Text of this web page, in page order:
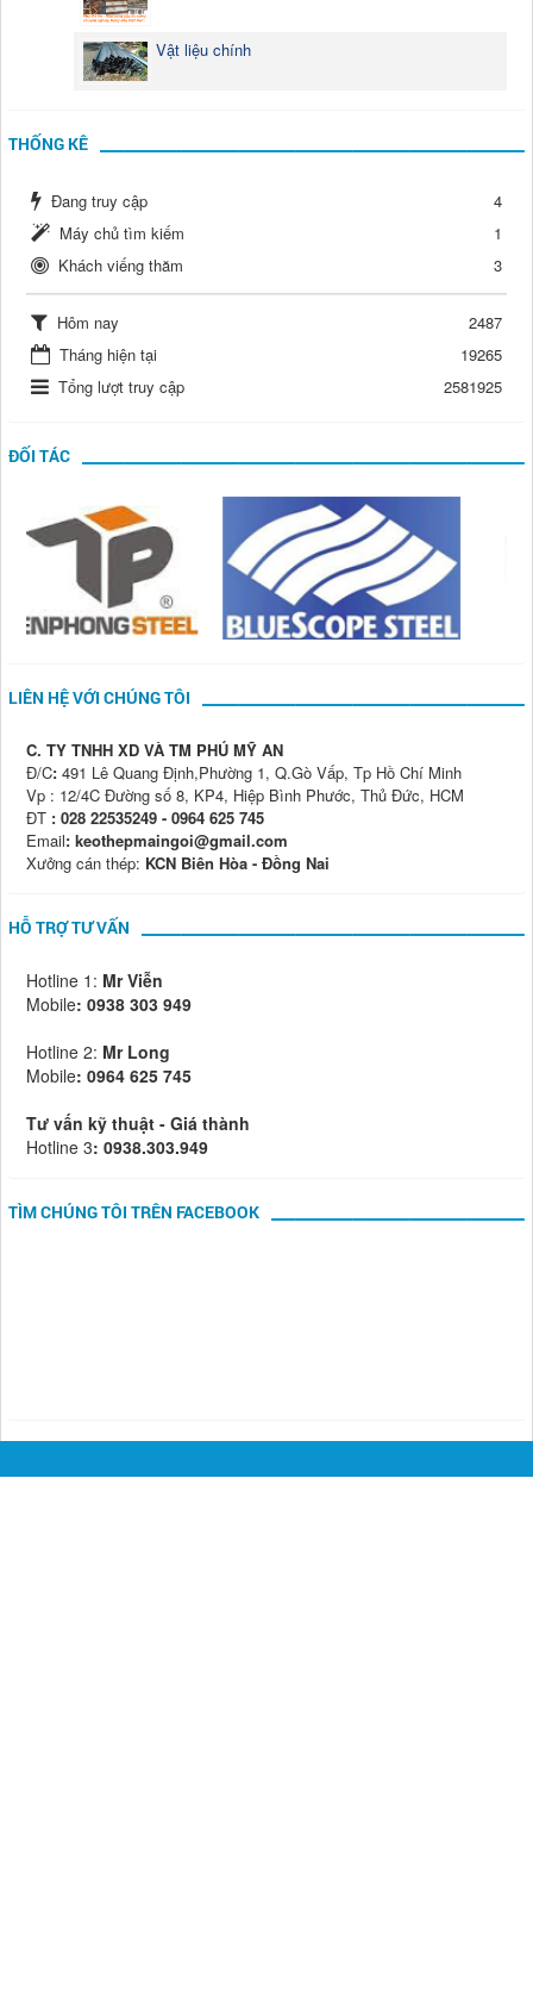
Vật liệu chính
THỐNG KÊ
Đang truy cập
4
Máy chủ tìm kiếm
1
Khách viếng thăm
3
Hôm nay
2487
Tháng hiện tại
19265
Tổng lượt truy cập
2581925
ĐỐI TÁC
LIÊN HỆ VỚI CHÚNG TÔI
C. TY TNHH XD VÀ TM PHÚ MỸ AN
Đ/C: 491 Lê Quang Định,Phường 1, Q.Gò Vấp, Tp Hồ Chí Minh
Vp : 12/4C Đường số 8, KP4, Hiệp Bình Phước, Thủ Đức, HCM
ĐT : 028 22535249 - 0964 625 745
Email: keothepmaingoi@gmail.com
Xưởng cán thép: KCN Biên Hòa - Đồng Nai
HỖ TRỢ TƯ VẤN
Hotline 1: Mr Viễn
Mobile: 0938 303 949
Hotline 2: Mr Long
Mobile: 0964 625 745
Tư vấn kỹ thuật - Giá thành
Hotline 3: 0938.303.949
TÌM CHÚNG TÔI TRÊN FACEBOOK